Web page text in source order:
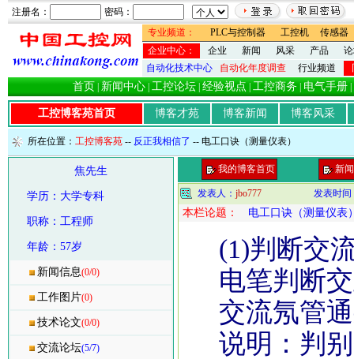
注册名：
密码：
专业频道：
PLC与控制器 工控机
传感器
企业中心：
企业 新闻 风采 产品
自动化技术中心
自动化年度调查 行业频道
首页 新闻中心 工控论坛 经验视点 工控商务 电气手册
工控博客苑首页 博客才苑 博客新闻 博客风采
所在位置： 工控博客苑 -- 反正我相信了 -- 电工口诀（测量仪表）
焦先生
学历：大学专科
职称：工程师
年龄：57岁
新闻信息(0/0)
工作图片(0)
技术论文(0/0)
交流论坛(5/7)
我的博客首页 新
发表人： jbo777 发表时间
本栏论题： 电工口诀（测量仪表
(1)判断交
电笔判断交
交流氖管通
说明：判别